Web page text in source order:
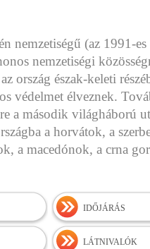
nemzetiségű (az 1991-es
nemzetiségi
ország észak-keleti
védelmet élveznek.
a második világháború
a horvátok, a
a macedónok, a crna
IDŐJÁRÁS
LÁTNIVALÓK